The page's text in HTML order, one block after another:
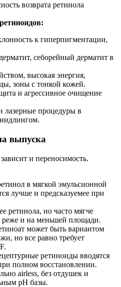
возврата ретинола
к гиперпигментации,
себорейный дерматит в
высокая энергия,
зоны с тонкой кожей.
и агрессивное очищение
лазерные процедуры в
выпуска
и переносимость.
в мягкой эмульсионной
лучше и предсказуемее при
ретинола, но часто мягче
реже и на меньшей площади.
может быть вариантом
но все равно требует
ретиноиды вводятся
полном восстановлении.
airless, без отдушек и
pH базы.